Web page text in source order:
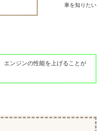
車を知りたい
エンジンの性能を上げることが